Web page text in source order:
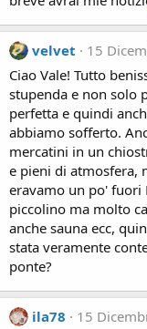
velvet
15
Ciao Vale! Tutto
stupenda e non solo
perfetta e quindi
abbiamo sofferto.
mercatini in un
e pieni di atmosfera,
eravamo un po' fuori
piccolino ma molto
anche sauna ecc,
stata veramente
ponte?
ila78
15